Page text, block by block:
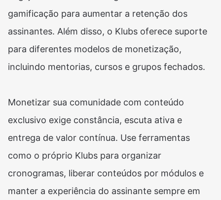
gamificação para aumentar a retenção dos
assinantes. Além disso, o Klubs oferece suporte
para diferentes modelos de monetização,
incluindo mentorias, cursos e grupos fechados.
Monetizar sua comunidade com conteúdo
exclusivo exige constância, escuta ativa e
entrega de valor contínua. Use ferramentas
como o próprio Klubs para organizar
cronogramas, liberar conteúdos por módulos e
manter a experiência do assinante sempre em